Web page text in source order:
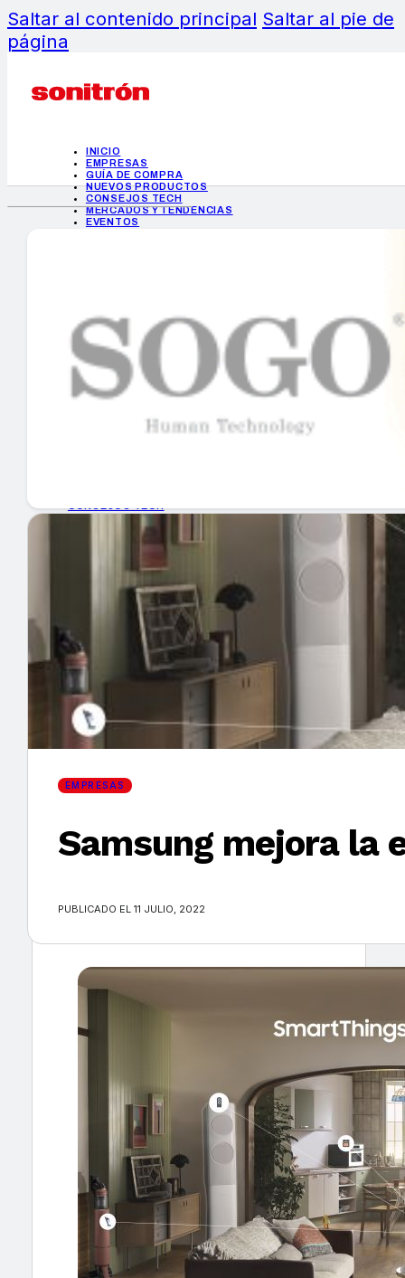
Saltar al contenido principal Saltar al pie de
página
INICIO
EMPRESAS
GUÍA DE COMPRA
NUEVOS PRODUCTOS
CONSEJOS TECH
MERCADOS Y TENDENCIAS
EVENTOS
INICIO
EMPRESAS
GUÍA DE COMPRA
MERCADOS Y TENDENCIAS
EVENTOS
HEMEROTECA
Encuentra tu noticia
EMPRESAS
Samsung mejora la
PUBLICADO EL 11 JULIO, 2022